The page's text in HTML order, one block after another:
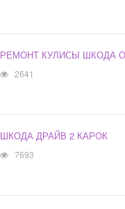
РЕМОНТ КУЛИСЫ ШКОДА
2641
ШКОДА ДРАЙВ 2 КАРОК
7693